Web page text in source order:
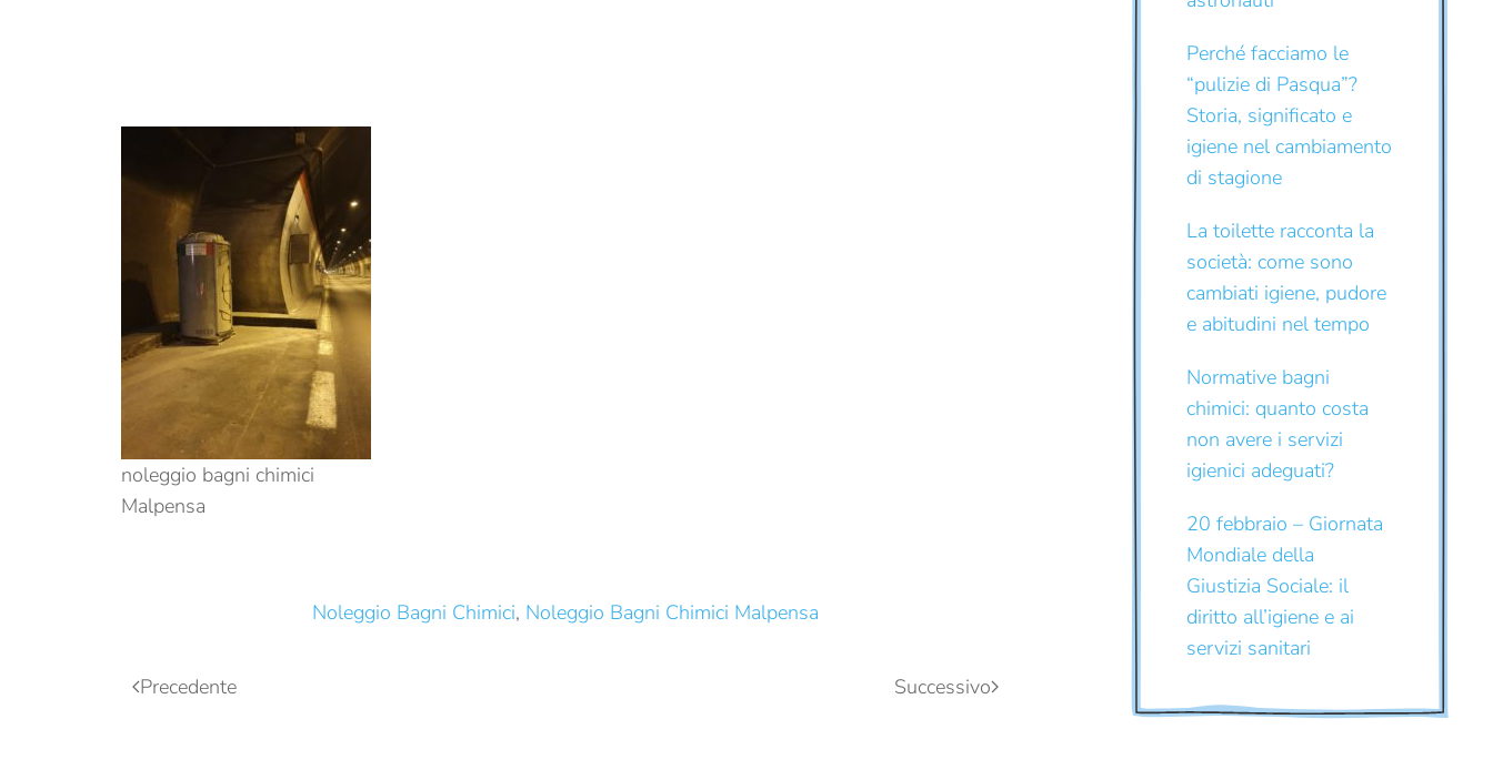
noleggio bagni chimici
Malpensa
Noleggio Bagni Chimici, Noleggio Bagni Chimici Malpensa
Precedente Successivo
Perché facciamo le
“pulizie di Pasqua”?
Storia, significato e
igiene nel cambiamento
di stagione
La toilette racconta la
società: come sono
cambiati igiene, pudore
e abitudini nel tempo
Normative bagni
chimici: quanto costa
non avere i servizi
igienici adeguati?
20 febbraio – Giornata
Mondiale della
Giustizia Sociale: il
diritto all’igiene e ai
servizi sanitari